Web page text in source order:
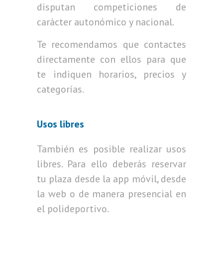
disputan competiciones de
carácter autonómico y nacional.
Te recomendamos que contactes
directamente con ellos para que
te indiquen horarios, precios y
categorías.
Usos libres
También es posible realizar usos
libres. Para ello deberás reservar
tu plaza desde la app móvil, desde
la web o de manera presencial en
el polideportivo.